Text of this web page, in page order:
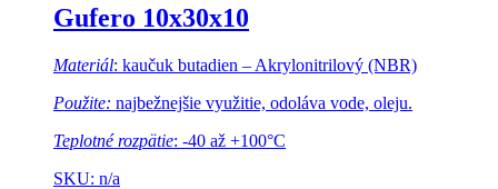
Gufero 10x30x10
Materiál: kaučuk butadien – Akrylonitrilový (NBR)
Použite: najbežnejšie využitie, odoláva vode, oleju.
Teplotné rozpätie: -40 až +100°C
SKU: n/a